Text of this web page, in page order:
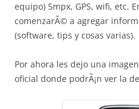
equipo) 5mpx, GPS, wifi, etc.
comenzarÃ© a agregar
(software, tips y cosas varias).
Por ahora les dejo una
oficial donde podrÃ¡n ver la